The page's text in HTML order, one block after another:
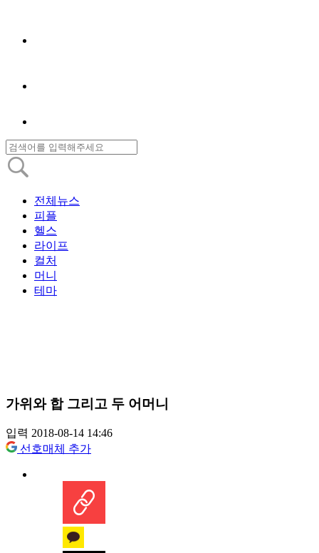
전체뉴스
피플
헬스
라이프
컬처
머니
테마
가위와 합 그리고 두 어머니
입력 2018-08-14 14:46
선호매체 추가